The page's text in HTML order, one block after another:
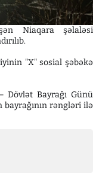
Niaqara şəlaləsi
"X" sosial şəbəkə
Bayrağı Günü
rəngləri ilə